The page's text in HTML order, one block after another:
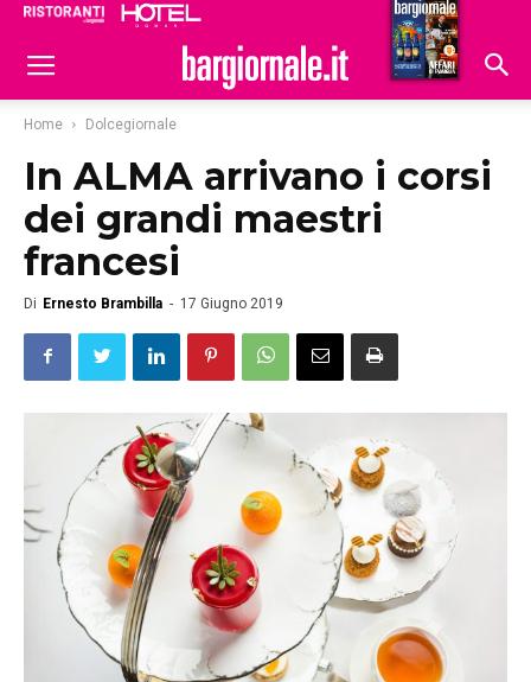
Hoteldomani
Home Dolcegiornale
In ALMA arrivano i corsi
dei grandi maestri
francesi
Di Ernesto Brambilla - 17 Giugno 2019